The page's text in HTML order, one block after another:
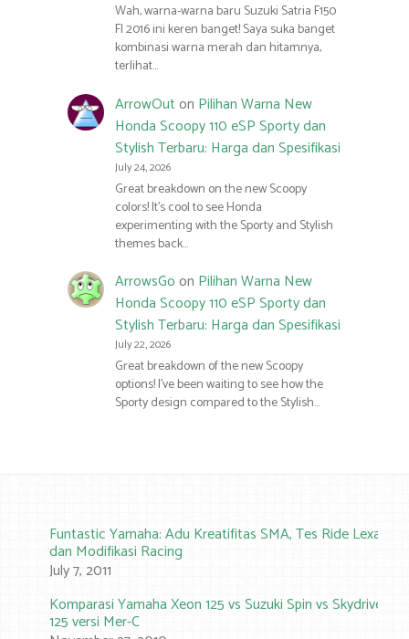
Wah, warna-warna baru Suzuki Satria F150
FI 2016 ini keren banget! Saya suka banget
kombinasi warna merah dan hitamnya,
terlihat…
ArrowOuton Pilihan Warna New
Honda Scoopy 110 eSP Sporty dan
Stylish Terbaru: Harga dan Spesifikasi
July 24, 2026
Great breakdown on the new Scoopy
colors! It’s cool to see Honda
experimenting with the Sporty and Stylish
themes back…
ArrowsGoon Pilihan Warna New
Honda Scoopy 110 eSP Sporty dan
Stylish Terbaru: Harga dan Spesifikasi
July 22, 2026
Great breakdown of the new Scoopy
options! I’ve been waiting to see how the
Sporty design compared to the Stylish…
Funtastic Yamaha: Adu Kreatifitas SMA, Tes Ride Lexam
dan Modifikasi Racing
July 7, 2011
Komparasi Yamaha Xeon 125 vs Suzuki Spin vs Skydrive
125 versi Mer-C